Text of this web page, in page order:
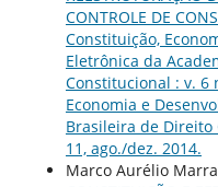
CONTROLE DE
Constituição,
Eletrônica da
Constitucional : v. 6
Economia e
Brasileira de Direito
11, ago./dez. 2014.
Marco Aurélio